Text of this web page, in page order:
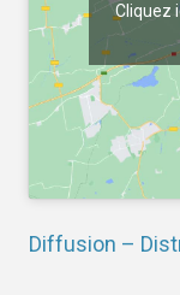
Cliquez
Diffusion –